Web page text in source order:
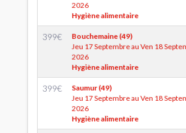
2026
Hygiène alimentaire
399€
Bouchemaine (49)
Jeu 17 Septembre au Ven 18
2026
Hygiène alimentaire
399€
Saumur (49)
Jeu 17 Septembre au Ven 18
2026
Hygiène alimentaire